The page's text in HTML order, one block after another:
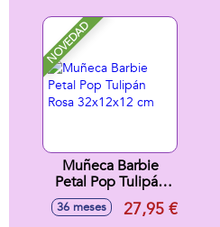
NOVEDAD
Muñeca Barbie
Petal Pop Tulipán
Rosa 32x12x12 cm
36 meses 27,95 €